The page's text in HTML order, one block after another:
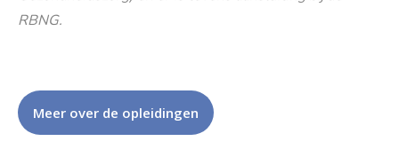
RBNG.
Meer over de opleidingen